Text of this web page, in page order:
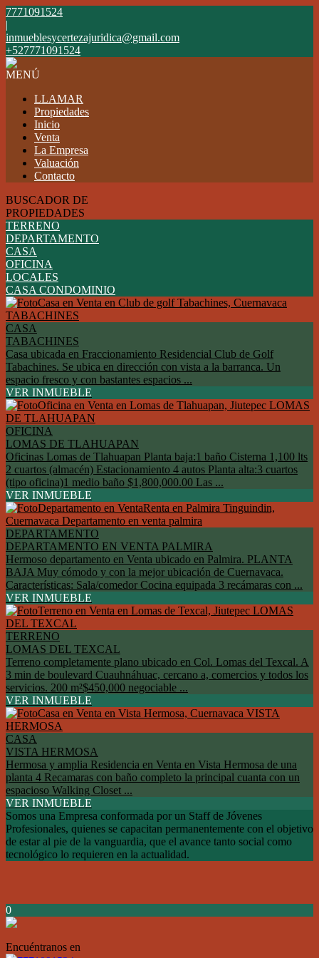
7771091524
|
inmueblesycertezajuridica@gmail.com
+527771091524
MENÚ
LLAMAR
Propiedades
Inicio
Venta
La Empresa
Valuación
Contacto
BUSCADOR DE
PROPIEDADES
TERRENO
DEPARTAMENTO
CASA
OFICINA
LOCALES
CASA CONDOMINIO
CASA
TABACHINES
Casa ubicada en Fraccionamiento Residencial Club de Golf
Tabachines. Se ubica en dirección con vista a la barranca. Un
espacio fresco y con bastantes espacios ...
VER INMUEBLE
OFICINA
LOMAS DE TLAHUAPAN
Oficinas Lomas de Tlahuapan Planta baja:1 baño Cisterna 1,100 lts
2 cuartos (almacén) Estacionamiento 4 autos Planta alta:3 cuartos
(tipo oficina)1 medio baño $1,800,000.00 Las ...
VER INMUEBLE
DEPARTAMENTO
DEPARTAMENTO EN VENTA PALMIRA
Hermoso departamento en Venta ubicado en Palmira. PLANTA
BAJA Muy cómodo y con la mejor ubicación de Cuernavaca.
Características: Sala/comedor Cocina equipada 3 recámaras con ...
VER INMUEBLE
TERRENO
LOMAS DEL TEXCAL
Terreno completamente plano ubicado en Col. Lomas del Texcal. A
3 min de boulevard Cuauhnáhuac, cercano a, comercios y todos los
servicios. 200 m²$450,000 negociable ...
VER INMUEBLE
CASA
VISTA HERMOSA
Hermosa y amplia Residencia en Venta en Vista Hermosa de una
planta 4 Recamaras con baño completo la principal cuanta con un
espacioso Walking Closet ...
VER INMUEBLE
Somos una Empresa conformada por un Staff de Jóvenes
Profesionales, quienes se capacitan permanentemente con el objetivo
de estar al pie de la vanguardia, que el avance tanto social como
tecnológico lo requieren en la actualidad.
0
Encuéntranos en